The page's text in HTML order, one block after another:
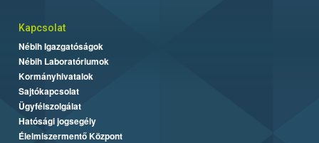
Kapcsolat
Nébih Igazgatóságok
Nébih Laboratóriumok
Kormányhivatalok
Sajtókapcsolat
Ügyfélszolgálat
Hatósági jogsegély
Élelmiszermentő Központ